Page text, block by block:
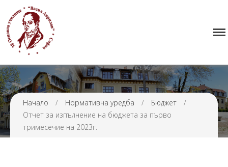
Нормативна уредба
Прием
Проекти и дейности
Седмично разписание
Начало / Нормативна уредба / Бюджет
/
Отчет за изпълнение на бюджета за първо
тримесечие на 2023г.